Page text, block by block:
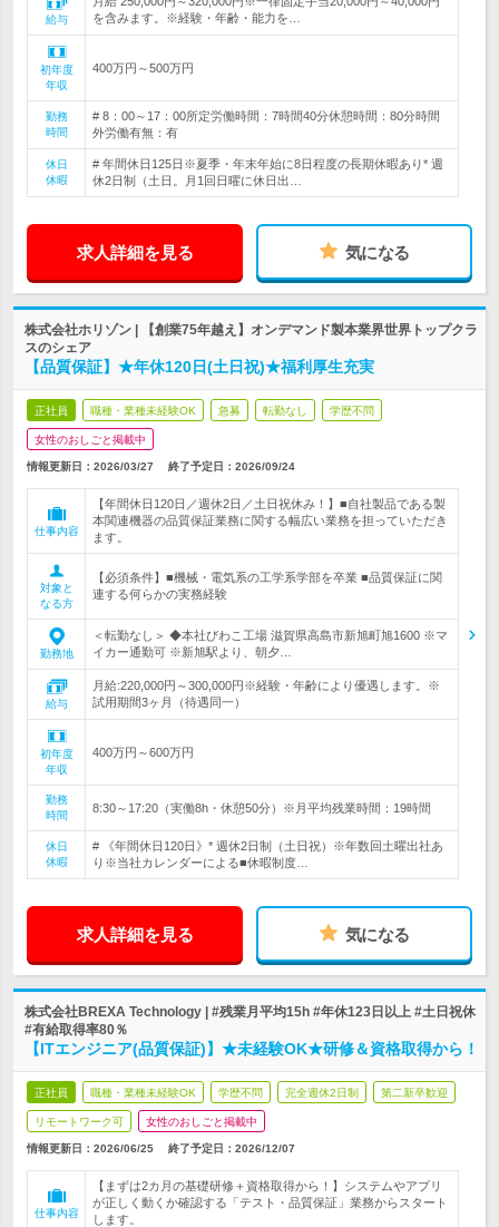
給与
を含みます。※経験・年齢・能力を…
初年度
年収
400万円～500万円
勤務
時間
# 8：00～17：00所定労働時間：7時間40分休憩時間：80分時間
外労働有無：有
休日
休暇
# 年間休日125日※夏季・年末年始に8日程度の長期休暇あり* 週
休2日制（土日。月1回日曜に休日出…
求人詳細を見る 気になる
株式会社ホリゾン | 【創業75年越え】オンデマンド製本業界世界トップクラ
スのシェア
【品質保証】★年休120日(土日祝)★福利厚生充実
正社員 職種・業種未経験OK 急募 転勤なし 学歴不問
女性のおしごと掲載中
情報更新日：2026/03/27 終了予定日： 2026/09/24
仕事内容
【年間休日120日／週休2日／土日祝休み！】■自社製品である製
本関連機器の品質保証業務に関する幅広い業務を担っていただき
ます。
対象と
なる方
【必須条件】■機械・電気系の工学系学部を卒業 ■品質保証に関
連する何らかの実務経験
勤務地
＜転勤なし＞ ◆本社びわこ工場 滋賀県高島市新旭町旭1600 ※マ
イカー通勤可 ※新旭駅より、朝夕…
給与
月給:220,000円～300,000円※経験・年齢により優遇します。※
試用期間3ヶ月（待遇同一）
初年度
年収
400万円～600万円
勤務
時間
8:30～17:20（実働8h・休憩50分）※月平均残業時間：19時間
休日
休暇
# 《年間休日120日》* 週休2日制（土日祝）※年数回土曜出社あ
り※当社カレンダーによる■休暇制度…
求人詳細を見る 気になる
株式会社BREXA Technology | #残業月平均15h #年休123日以上 #土日祝休
#有給取得率80％
【ITエンジニア(品質保証)】★未経験OK★研修＆資格取得から！
正社員 職種・業種未経験OK 学歴不問 完全週休2日制 第二新卒歓迎
リモートワーク可 女性のおしごと掲載中
情報更新日：2026/06/25 終了予定日： 2026/12/07
仕事内容
【まずは2カ月の基礎研修＋資格取得から！】システムやアプリ
が正しく動くか確認する「テスト・品質保証」業務からスタート
します。